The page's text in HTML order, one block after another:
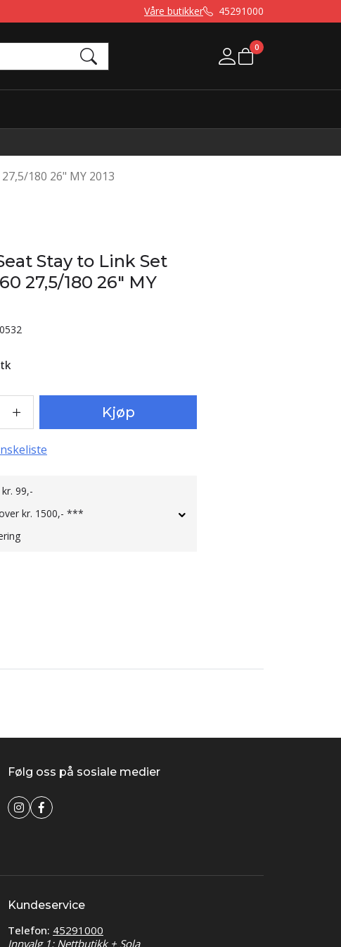
Våre butikker 45291000
Mine sider
0
180 26" MY 2013
Stay to Link Set
27,5/180 26" MY
Kjøp
99,-
kr. 1500,- ***
Følg oss på sosiale medier
Kundeservice
Telefon: 45291000
Innvalg 1: Nettbutikk + Sola